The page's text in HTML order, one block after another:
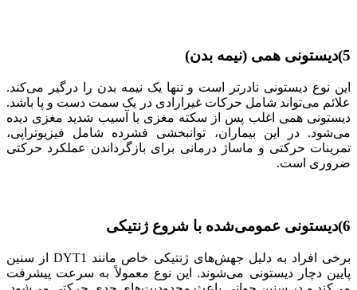
5)دیستونی همی (نیمه بدن)
این نوع دیستونی نادرتر است و تنها یک نیمه بدن را درگیر می‌کند.
علائم می‌تواند شامل حرکات غیرارادی در یک سمت دست و پا باشد.
دیستونی همی اغلب پس از سکته مغزی یا آسیب شدید مغزی دیده
می‌شود. در این بیماران، توانبخشی فشرده شامل فیزیوتراپی،
تمرینات حرکتی و ماساژ درمانی برای بازگرداندن عملکرد حرکتی
ضروری است.
6)دیستونی عمومی‌شده با شروع ژنتیکی
برخی افراد به دلیل جهش‌های ژنتیکی خاص مانند DYT1 از سنین
پایین دچار دیستونی می‌شوند. این نوع معمولاً به سرعت پیشرفت